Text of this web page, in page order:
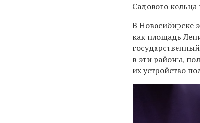
Садового
В Новосибирске
как площадь
в эти районы,
их устройство